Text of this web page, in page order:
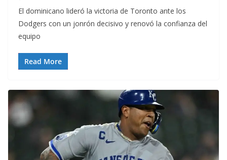
El dominicano lideró la victoria de Toronto ante los
Dodgers con un jonrón decisivo y renovó la confianza del
equipo
Read More